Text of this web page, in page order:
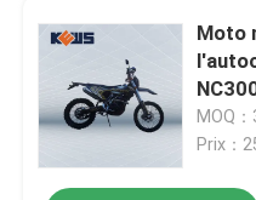
Moto
de
MOQ
Prix：